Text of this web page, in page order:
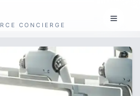
CONCIERGE